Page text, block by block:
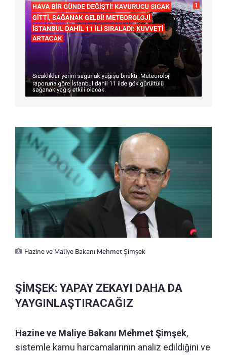
Hazine ve Maliye Bakanı Mehmet Şimşek
ŞİMŞEK: YAPAY ZEKAYI DAHA DA
YAYGINLAŞTIRACAĞIZ
Hazine ve Maliye Bakanı Mehmet Şimşek,
sistemle kamu harcamalarının analiz edildiğini ve